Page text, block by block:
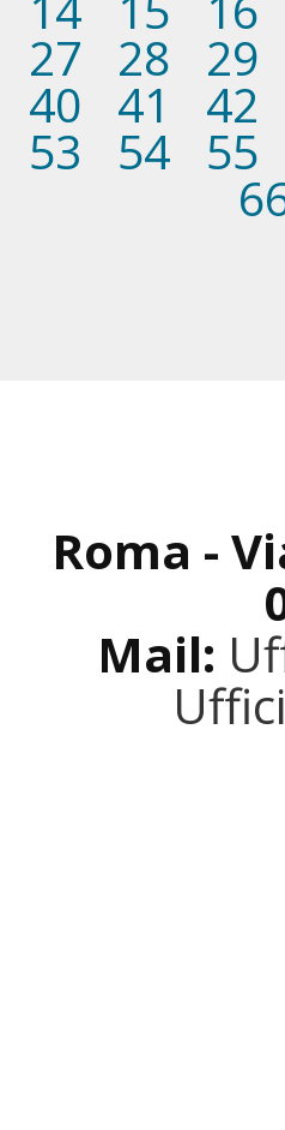
27 28 29
40 41 42
53 54 55
Roma -
Mail: